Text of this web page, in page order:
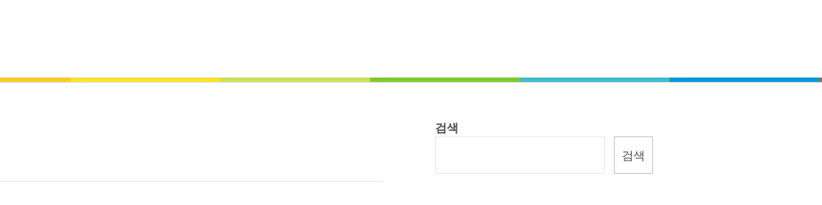
검색
검색